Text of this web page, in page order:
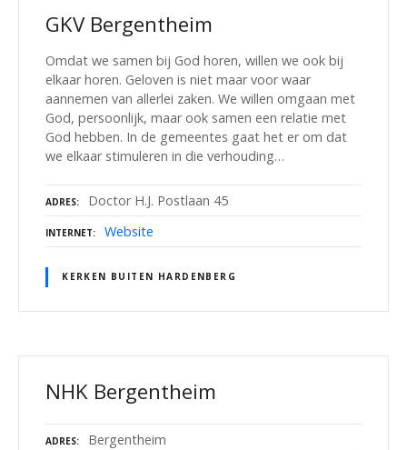
GKV Bergentheim
Omdat we samen bij God horen, willen we ook bij
elkaar horen. Geloven is niet maar voor waar
aannemen van allerlei zaken. We willen omgaan met
God, persoonlijk, maar ook samen een relatie met
God hebben. In de gemeentes gaat het er om dat
we elkaar stimuleren in die verhouding…
ADRES Doctor H.J. Postlaan 45
INTERNET Website
KERKEN BUITEN HARDENBERG
NHK Bergentheim
ADRES Bergentheim